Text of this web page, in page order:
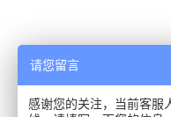
请您留言
感谢您的关注，当前客服